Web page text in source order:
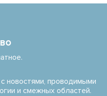
новостями, проводимыми
и смежных областей.